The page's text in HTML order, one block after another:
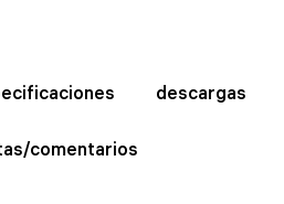
descargas
comentarios